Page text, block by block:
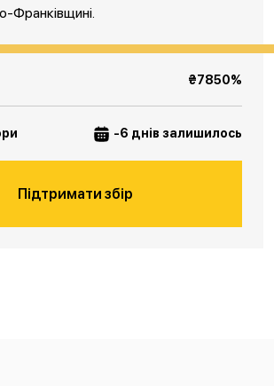
Франківщині.
₴7850%
-6 днів залишилось
Підтримати збір